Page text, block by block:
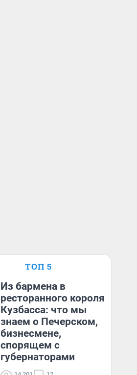
ТОП 5
Из бармена в
ресторанного короля
Кузбасса: что мы
знаем о Печерском,
бизнесмене,
спорящем с
губернаторами